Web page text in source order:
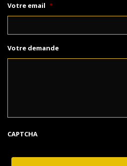
Votre email *
Votre demande
CAPTCHA